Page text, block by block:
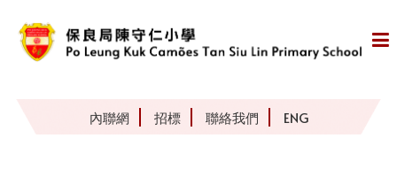
內聯網 招標 聯絡我們 ENG